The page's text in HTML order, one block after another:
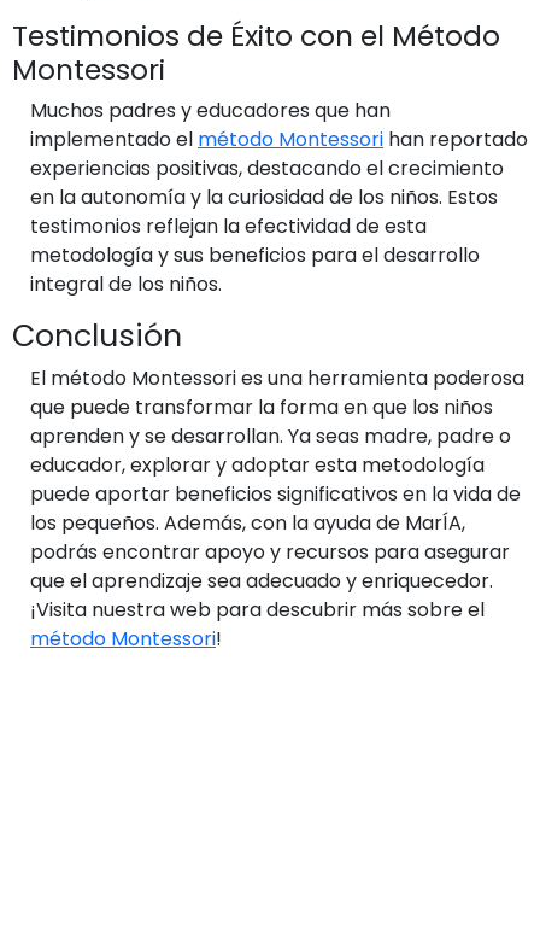
Testimonios de Éxito con el Método
Montessori
Muchos padres y educadores que han
implementado el método Montessori han reportado
experiencias positivas, destacando el crecimiento
en la autonomía y la curiosidad de los niños. Estos
testimonios reflejan la efectividad de esta
metodología y sus beneficios para el desarrollo
integral de los niños.
Conclusión
El método Montessori es una herramienta poderosa
que puede transformar la forma en que los niños
aprenden y se desarrollan. Ya seas madre, padre o
educador, explorar y adoptar esta metodología
puede aportar beneficios significativos en la vida de
los pequeños. Además, con la ayuda de MarÍA,
podrás encontrar apoyo y recursos para asegurar
que el aprendizaje sea adecuado y enriquecedor.
¡Visita nuestra web para descubrir más sobre el
método Montessori!